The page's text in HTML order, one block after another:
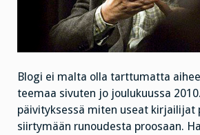
Blogi ei malta olla tarttumatta
teemaa sivuten jo joulukuussa
päivityksessä miten useat kirjailijat
siirtymään runoudesta proosaan.